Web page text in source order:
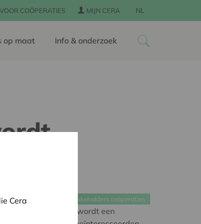
COÖPERATIES MIJN CERA NL
op maat Info & onderzoek
Multistakeholders coöperaties
Boerschappen wordt een
Cera